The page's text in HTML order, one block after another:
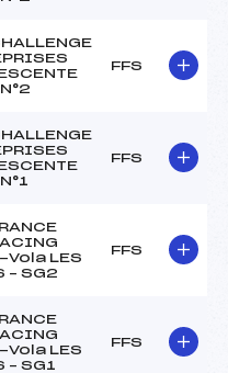
FFS
FFS
LES
– SG2
FFS
LES
– SG1
FFS